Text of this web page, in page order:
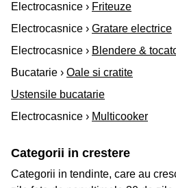
Electrocasnice › Friteuze
Electrocasnice › Gratare electrice
Electrocasnice › Blendere &
Bucatarie › Oale si cratite
Ustensile bucatarie
Electrocasnice › Multicooker
Categorii in crestere
Categorii in tendinte, care au